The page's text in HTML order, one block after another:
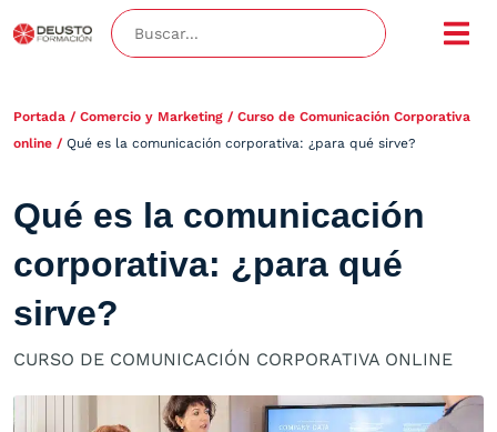
Portada / Comercio y Marketing / Curso de Comunicación Corporativa
online / Qué es la comunicación corporativa: ¿para qué sirve?
Qué es la comunicación
corporativa: ¿para qué
sirve?
CURSO DE COMUNICACIÓN CORPORATIVA ONLINE